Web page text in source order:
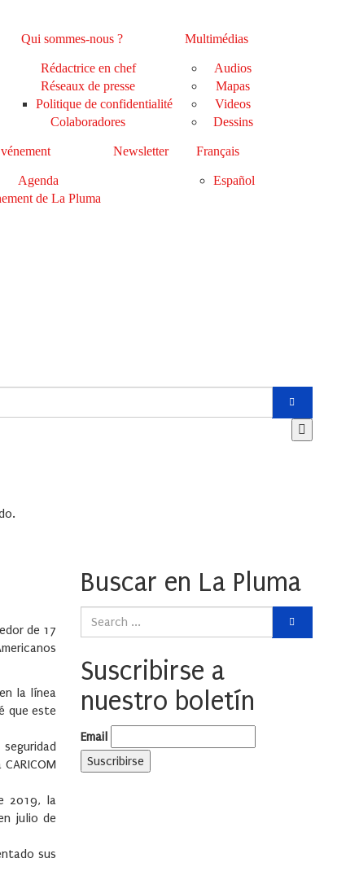
Qui sommes-nous ?
Rédactrice en chef
Réseaux de presse
Politique de confidentialité
Colaboradores
Multimédias
Audios
Mapas
Videos
Dessins
Agenda
de La Pluma
Newsletter Français
Español
de 17
la línea
que este
2019, la
julio de
sus
Buscar en La Pluma
Suscribirse a
nuestro boletín
Email